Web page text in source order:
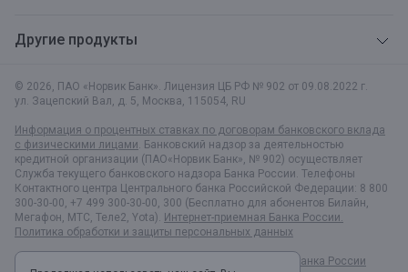
© 2026, ПАО «Норвик Банк». Лицензия ЦБ РФ № 902 от 09.08.2022 г.
ул. Зацепский Вал, д. 5, Москва, 115054, RU
Информация о процентных ставках по договорам банковского вклада
с физическими лицами. Банковский надзор за деятельностью
кредитной организации (ПАО«Норвик Банк», № 902) осуществляет
Служба текущего банковского надзора Банка России. Телефоны
Контактного центра Центрального банка Российской Федерации: 8 800
300-30-00, +7 499 300-30-00, 300 (Бесплатно для абонентов Билайн,
Мегафон, МТС, Теле2, Yota). Интернет-приемная Банка России.
Политика обработки и защиты персональных данных
Раскрытие информации в соответствии c Указанием Банка России
Другие продукты